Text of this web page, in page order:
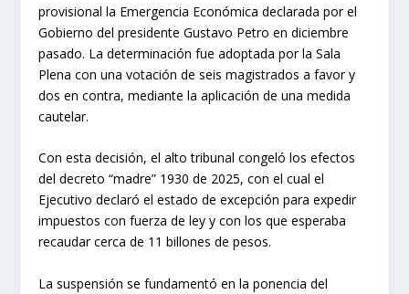
provisional la Emergencia Económica declarada por el
Gobierno del presidente Gustavo Petro en diciembre
pasado. La determinación fue adoptada por la Sala
Plena con una votación de seis magistrados a favor y
dos en contra, mediante la aplicación de una medida
cautelar.
Con esta decisión, el alto tribunal congeló los efectos
del decreto “madre” 1930 de 2025, con el cual el
Ejecutivo declaró el estado de excepción para expedir
impuestos con fuerza de ley y con los que esperaba
recaudar cerca de 11 billones de pesos.
La suspensión se fundamentó en la ponencia del